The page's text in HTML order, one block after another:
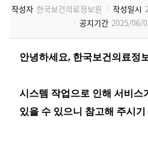
작성자 한국보건의료정보원 작성일시
공지기간 2025/06/
안녕하세요, 한국보건의료정
시스템 작업으로 인해 서비스
있을 수 있으니 참고해 주시